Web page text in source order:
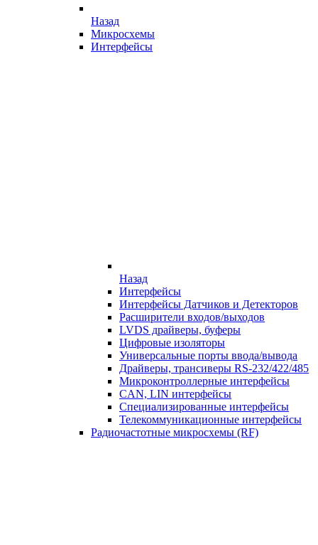
Назад
Микросхемы
Интерфейсы
Назад
Интерфейсы
Интерфейсы Датчиков и Детекторов
Расширители входов/выходов
LVDS драйверы, буферы
Цифровые изоляторы
Универсальные порты ввода/вывода
Драйверы, трансиверы RS-232/422/485
Микроконтроллерные интерфейсы
CAN, LIN интерфейсы
Специализированные интерфейсы
Телекоммуникационные интерфейсы
Радиочастотные микросхемы (RF)